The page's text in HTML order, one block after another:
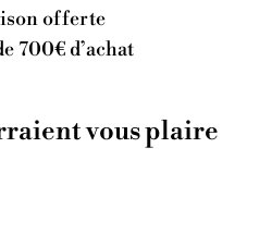
offerte
700€ d’achat
vous plaire